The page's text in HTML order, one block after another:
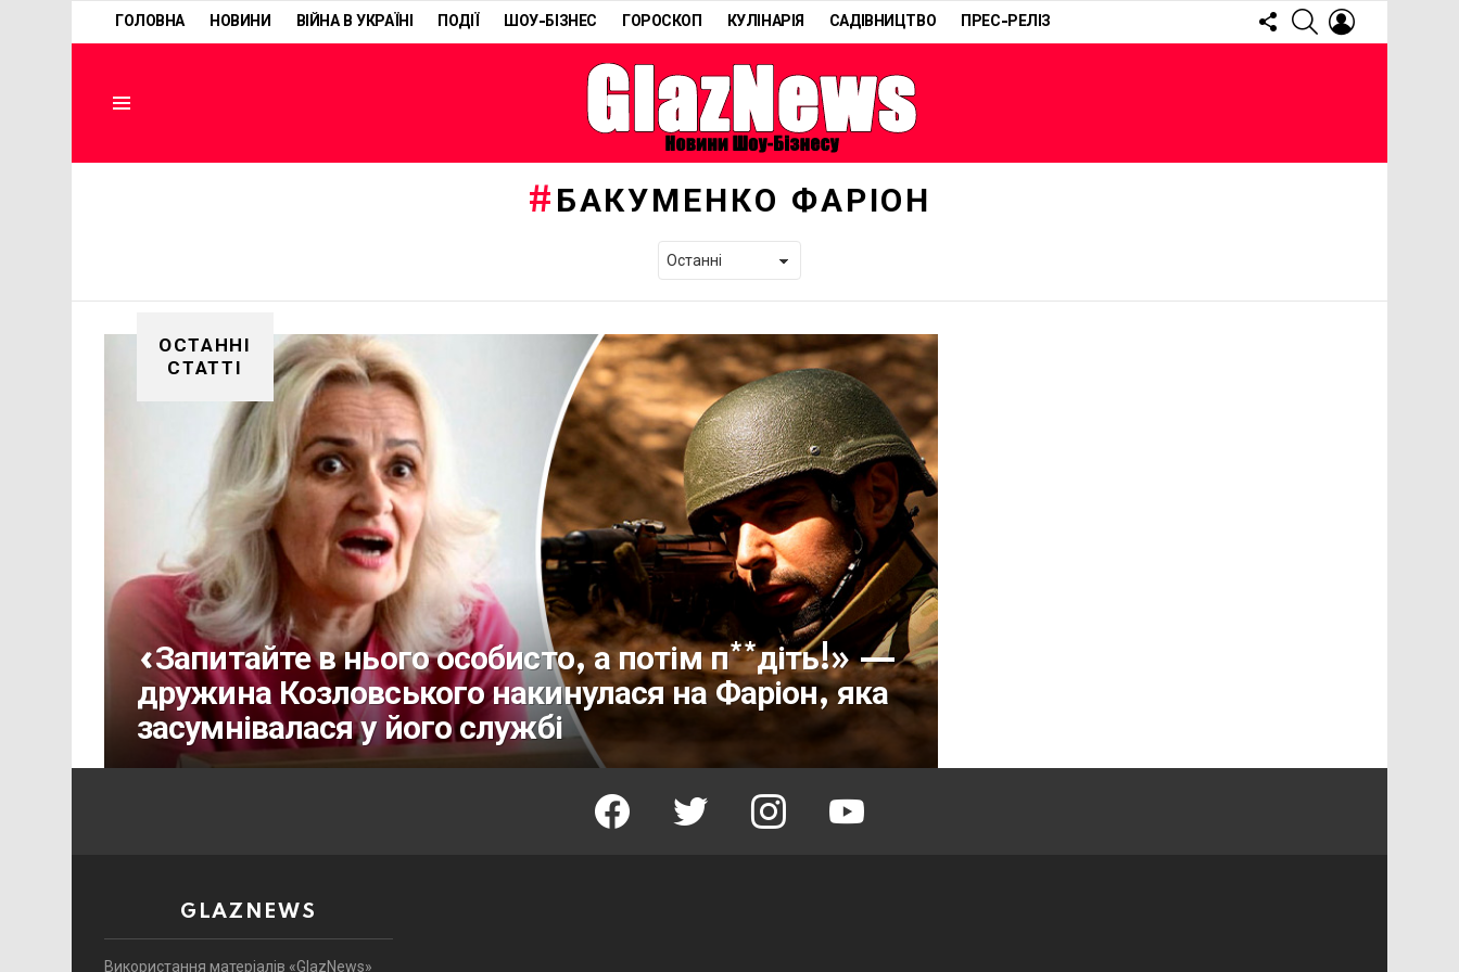
ГОЛОВНА НОВИНИ ВІЙНА В УКРАЇНІ ПОДІЇ ШОУ-БІЗНЕС ГОРОСКОП КУЛІНАРІЯ САДІВНИЦТВО ПРЕС-РЕЛІЗ
FOLLOW
US
SEARCH
БАКУМЕНКО ФАРІОН
ОСТАННІ
СТАТТІ
«Запитайте в нього особисто, а потім п**діть!» —
дружина Козловського накинулася на Фаріон, яка
засумнівалася у його службі
facebook twitter instagram youtube
GLAZNEWS
Використання матеріалів «GlazNews»